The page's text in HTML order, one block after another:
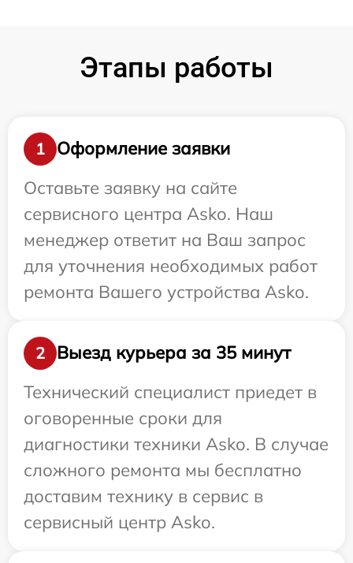
Этапы работы
1
Оформление заявки
Оставьте заявку на сайте
сервисного центра Asko. Наш
менеджер ответит на Ваш запрос
для уточнения необходимых работ
ремонта Вашего устройства Asko.
2
Выезд курьера за 35 минут
Технический специалист приедет в
оговоренные сроки для
диагностики техники Asko. В случае
сложного ремонта мы бесплатно
доставим технику в сервис в
сервисный центр Asko.